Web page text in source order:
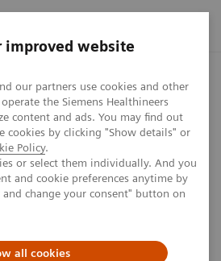
improved website
our partners use cookies and other
the Siemens Healthineers
content and ads. You may find out
cookies by clicking "Show details" or
Policy.
or select them individually. And you
and cookie preferences anytime by
change your consent" button on
all cookies
Presseinformationen Siemens
beginnt
von
Test